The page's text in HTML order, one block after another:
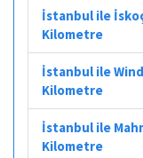
İstanbul ile
Kilometre
İstanbul ile
Kilometre
İstanbul ile
Kilometre